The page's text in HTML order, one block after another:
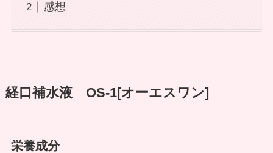
感想
経口補水液 OS-1[オーエスワン]
栄養成分